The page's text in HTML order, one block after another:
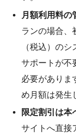
月額利用料の
ランの場合、
（税込）の
サポートが不
必要がありま
め月額は発生
限定割引は本
サイトへ直接